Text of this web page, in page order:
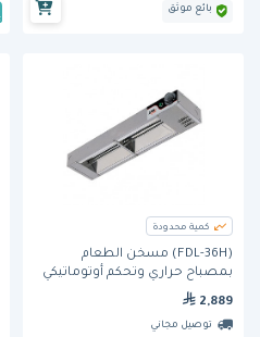
بائع موثق
كمية محدودة
(FDL-36H) مسخن الطعام
بمصباح حراري وتحكم أوتوماتيكي
2,889
توصيل مجاني